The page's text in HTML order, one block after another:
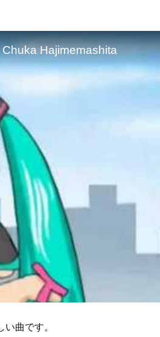
Hajimemashita
曲です。